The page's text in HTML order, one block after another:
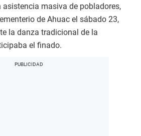
asistencia masiva de pobladores,
de Ahuac el sábado 23,
la danza tradicional de la
el finado.